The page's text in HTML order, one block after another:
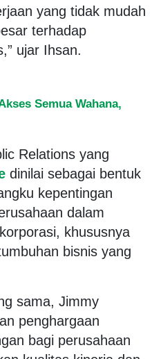
yang tidak mudah
terhadap
ujar Ihsan.
Semua Wahana,
Relations yang
dinilai sebagai bentuk
kepentingan
dalam
khususnya
bisnis yang
sama, Jimmy
penghargaan
bagi perusahaan